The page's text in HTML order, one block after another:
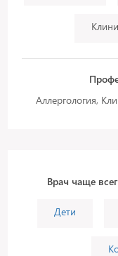
Аллергология,
Врач чаще
Дети